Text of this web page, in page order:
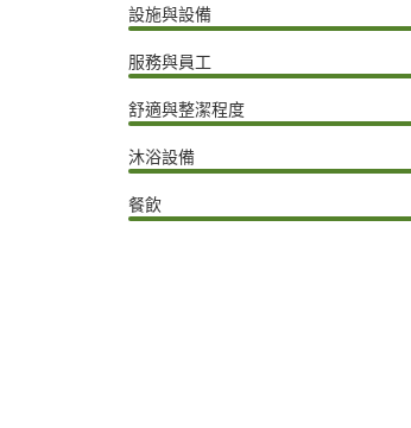
設施與設備
服務與員工
舒適與整潔程度
沐浴設備
餐飲